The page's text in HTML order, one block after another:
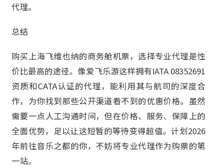
代理。
总结
购买上海飞维也纳的商务舱机票，选择专业代理是性
价比最高的途径。像爱飞乐游这样拥有IATA 08352691
资质和CATA认证的代理，能利用其与航司的深度合
作，为你找到那些公开渠道看不到的优惠价格。虽然
需要一点人工沟通时间，但在价格、服务、保障上的
全面优势，足以让这短暂的等待变得超值。计划2026
年前往音乐之都的你，不妨将专业代理作为购票的第
一站。